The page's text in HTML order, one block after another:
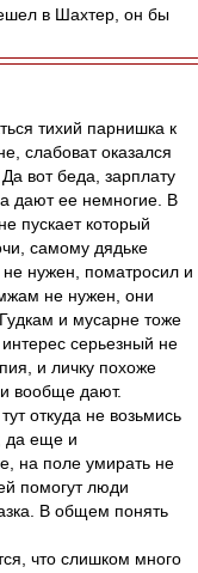
в Шахтер, он бы
тихий парнишка к
слабоват оказался
вот беда, зарплату
дают ее немногие. В
пускает который
самому дядьке
нужен, поматросил и
не нужен, они
и мусарне тоже
серьезный не
и личку похоже
вообще дают.
откуда не возьмись
да еще и
на поле умирать не
помогут люди
В общем понять
что слишком много